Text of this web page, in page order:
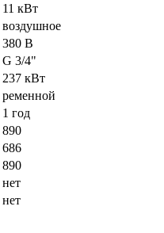
11 кВт
воздушное
380 В
G 3/4"
237 кВт
ременной
1 год
890
686
890
нет
нет